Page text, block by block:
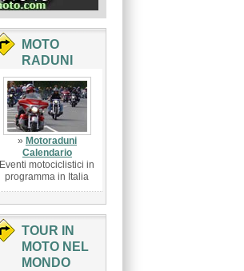
MOTO
RADUNI
» Motoraduni
Calendario
Eventi motociclistici in
programma in Italia
TOUR IN
MOTO NEL
MONDO